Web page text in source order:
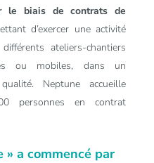
le biais de contrats de
d’exercer une activité
ateliers-chantiers
ou mobiles, dans un
Neptune accueille
personnes en contrat
» a commencé par